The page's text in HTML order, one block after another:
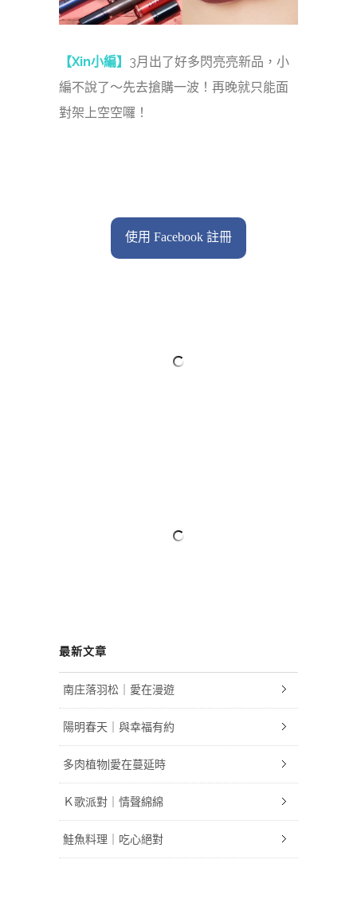
【Xin小編】 3月出了好多閃亮亮新品，小
編不說了～先去搶購一波！再晚就只能面
對架上空空囉！
使用 Facebook 註冊
最新文章
南庄落羽松｜愛在漫遊
陽明春天｜與幸福有約
多肉植物|愛在蔓延時
Ｋ歌派對｜情聲綿綿
鮭魚料理｜吃心絕對